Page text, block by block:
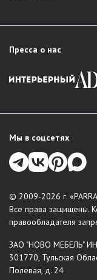
Пресса о нас
Мы в соцсетях
© 2009-2026 г.
Все права защищены.
правообладателя
ЗАО "НОВО МЕБЕЛЬ"
301770, Тульская
Полевая, д. 24